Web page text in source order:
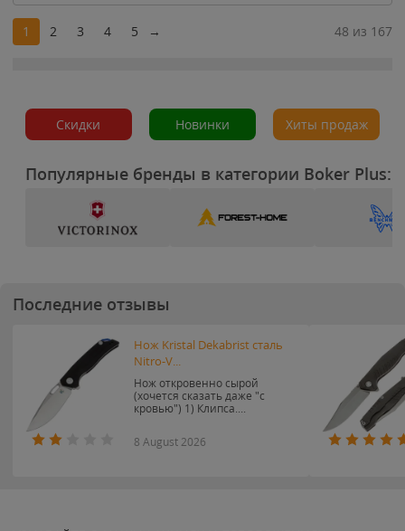
1 2 3 4 5 → 48 из 167
Скидки Новинки Хиты продаж
Популярные бренды в категории Boker Plus:
Последние отзывы
Нож Kristal Dekabrist сталь
Nitro-V...
Нож откровенно сырой
(хочется сказать даже "с
кровью") 1) Клипса....
8 August 2026